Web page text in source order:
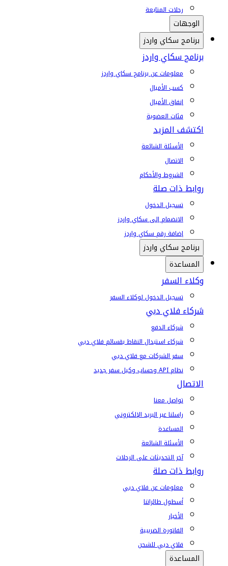
رحلات المتابعة
الوجهات
برنامج سكاي واردز
برنامج سكاي واردز
معلومات عن برنامج سكاي واردز
كسب الأميال
إنفاق الأميال
فئات العضوية
اكتشف المزيد
الأسئلة الشائعة
الاتصال
الشروط والأحكام
روابط ذات صلة
تسجيل الدخول
الانضمام إلى سكاي واردز
إضافة رقم سكاي واردز
برنامج سكاي واردز
المساعدة
وكلاء السفر
تسجيل الدخول لوكلاء السفر
شركاء فلاي دبي
شركاء الدفع
شركاء استبدال النقاط بقسائم فلاي دبي
سفر الشركات مع فلاي دبي
نظام API وحساب وكيل سفر جديد
الاتصال
تواصل معنا
راسلنا عبر البريد الإلكتروني
المساعدة
الأسئلة الشائعة
آخر التحديثات على الرحلات
روابط ذات صلة
معلومات عن فلاي دبي
أسطول طائراتنا
الأخبار
الفاتورة الضريبية
فلاي دبي للشحن
المساعدة